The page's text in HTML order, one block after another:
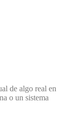
de algo real en
o un sistema